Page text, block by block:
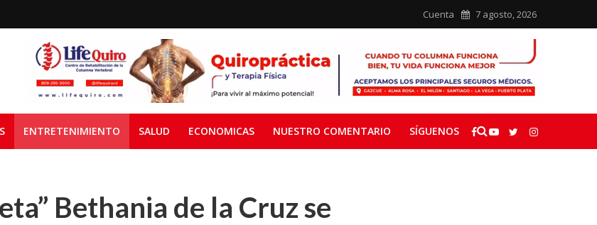
Cuenta 7 agosto, 2026
ENTRETENIMIENTO SALUD ECONOMICAS NUESTRO COMENTARIO SÍGUENOS
Bethania de la Cruz se